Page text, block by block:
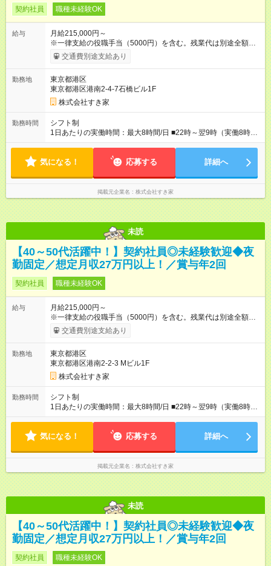
契約社員 職種未経験OK
給与
月給215,000円～
※一律支給の役職手当（5000円）を含む。残業代は別途全額支
給。 ※深夜勤務手当は、残業時間等により変動します。 ※想定
月収27万円以上 ※最大4回昇給のチャンスあり ※賞与年2回支給
交通費別途支給あり
勤務地
東京都港区
東京都港区港南2-4-7石橋ビル1F
株式会社すき家
勤務時間
シフト制
1日あたりの実働時間：最大8時間/日 ■22時～翌9時（実働8時
間） ※上記はあくまでも一例です。店舗により、時間が前後す
のシフトを組んでいます。 ★各店舗のサポートのために本社に
気になる！ 応募する 詳細へ
掲載元企業名 株式会社すき家
未読
【40～50代活躍中！】契約社員◎未経験歓迎◆夜
勤固定／想定月収27万円以上！／賞与年2回
契約社員 職種未経験OK
給与
月給215,000円～
※一律支給の役職手当（5000円）を含む。残業代は別途全額支
給。 ※深夜勤務手当は、残業時間等により変動します。 ※想定
月収27万円以上 ※最大4回昇給のチャンスあり ※賞与年2回支給
交通費別途支給あり
勤務地
東京都港区
東京都港区港南2-2-3 Mビル1F
株式会社すき家
勤務時間
シフト制
1日あたりの実働時間：最大8時間/日 ■22時～翌9時（実働8時
間） ※上記はあくまでも一例です。店舗により、時間が前後す
のシフトを組んでいます。 ★各店舗のサポートのために本社に
気になる！ 応募する 詳細へ
掲載元企業名 株式会社すき家
未読
【40～50代活躍中！】契約社員◎未経験歓迎◆夜
勤固定／想定月収27万円以上！／賞与年2回
契約社員 職種未経験OK